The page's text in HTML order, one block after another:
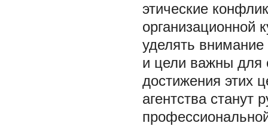
этические
организационной
уделять внимание
и цели важны для
достижения этих
агентства станут